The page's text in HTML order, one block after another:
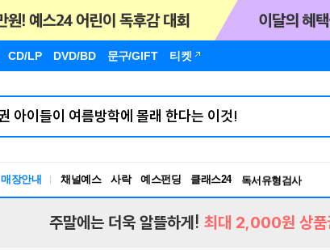
CD/LP DVD/BD 문구/GIFT 티켓
매장안내 채널예스 사락 예스펀딩 클래스24
독서유형검사
RBTI Lab
주말에는 더욱 알뜰하게! 최대 2,000원 상품